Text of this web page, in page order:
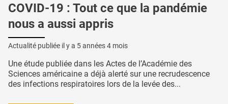
COVID-19 : Tout ce que la pandémie
nous a aussi appris
Actualité publiée il y a 5 années 4 mois
Une étude publiée dans les Actes de l’Académie des
Sciences américaine a déjà alerté sur une recrudescence
des infections respiratoires lors de la levée des...